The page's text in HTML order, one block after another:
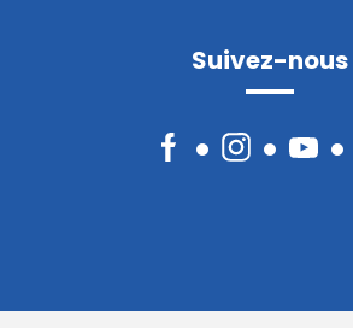
Suivez-nous
FacebookInstagram